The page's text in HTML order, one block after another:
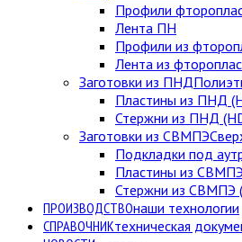
Профили
Лента ПН
Профили из
Лента из
Заготовки из ПНД
Пластины из ПНД
Стержни из ПНД
Заготовки из СВМПЭ
Подкладки под
Пластины из
Стержни из СВМПЭ
ПРОИЗВОДСТВОнаши технологии
СПРАВОЧНИКтехническая